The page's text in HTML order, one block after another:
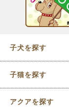
子犬を探す
子猫を探す
アクアを探す